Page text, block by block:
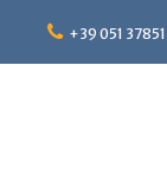
content
+39 051 37851